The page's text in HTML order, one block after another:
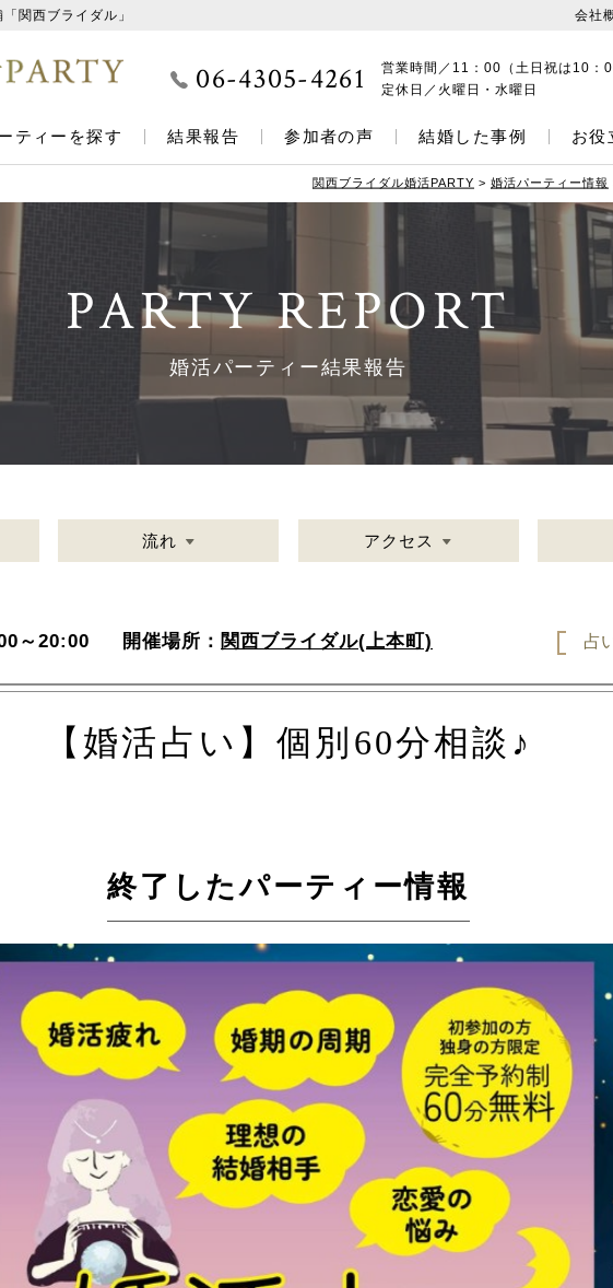
関西ブライダル」 会社
06-4305-4261 営業時間／ 11：00（土日祝は10：
定休日／ 火曜日・水曜日
ティーを探す 結果報告 参加者の声 結婚した事例 お役
関西ブライダル婚活PARTY > 婚活パーティー情報
PARTY REPORT
婚活パーティー結果報告
流れ アクセス
～20:00 開催場所： 関西ブライダル(上本町) 占
【婚活占い】個別60分相談♪
終了したパーティー情報